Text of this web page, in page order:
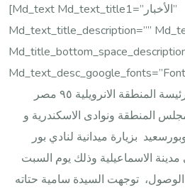
[md_text Md_text_title1=”الأخبار”
Md_text_title_description=””
قامت السيده سامية حتاتة رئيسة المنطقة الانرويلية ٩٥ مصر
المنطقة ونوادى الاسكندرية و
بزيارة ميدانية لنادي بور
الاسماعيلية وذلك يوم السبت
١٤-١٠-٢٠١٧. فور الوصول، توجهت السيدة سامية حتاته